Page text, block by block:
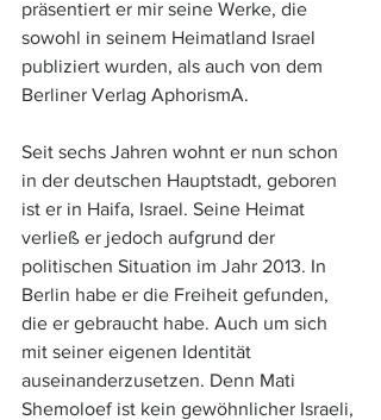
präsentiert er mir seine Werke, die
sowohl in seinem Heimatland Israel
publiziert wurden, als auch von dem
Berliner Verlag AphorismA.
Seit sechs Jahren wohnt er nun schon
in der deutschen Hauptstadt, geboren
ist er in Haifa, Israel. Seine Heimat
verließ er jedoch aufgrund der
politischen Situation im Jahr 2013. In
Berlin habe er die Freiheit gefunden,
die er gebraucht habe. Auch um sich
mit seiner eigenen Identität
auseinanderzusetzen. Denn Mati
Shemoloef ist kein gewöhnlicher Israeli,